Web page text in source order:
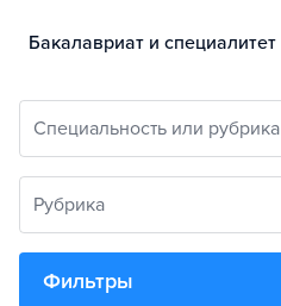
Бакалавриат и специалитет
Специальность или рубрика
Рубрика
Фильтры